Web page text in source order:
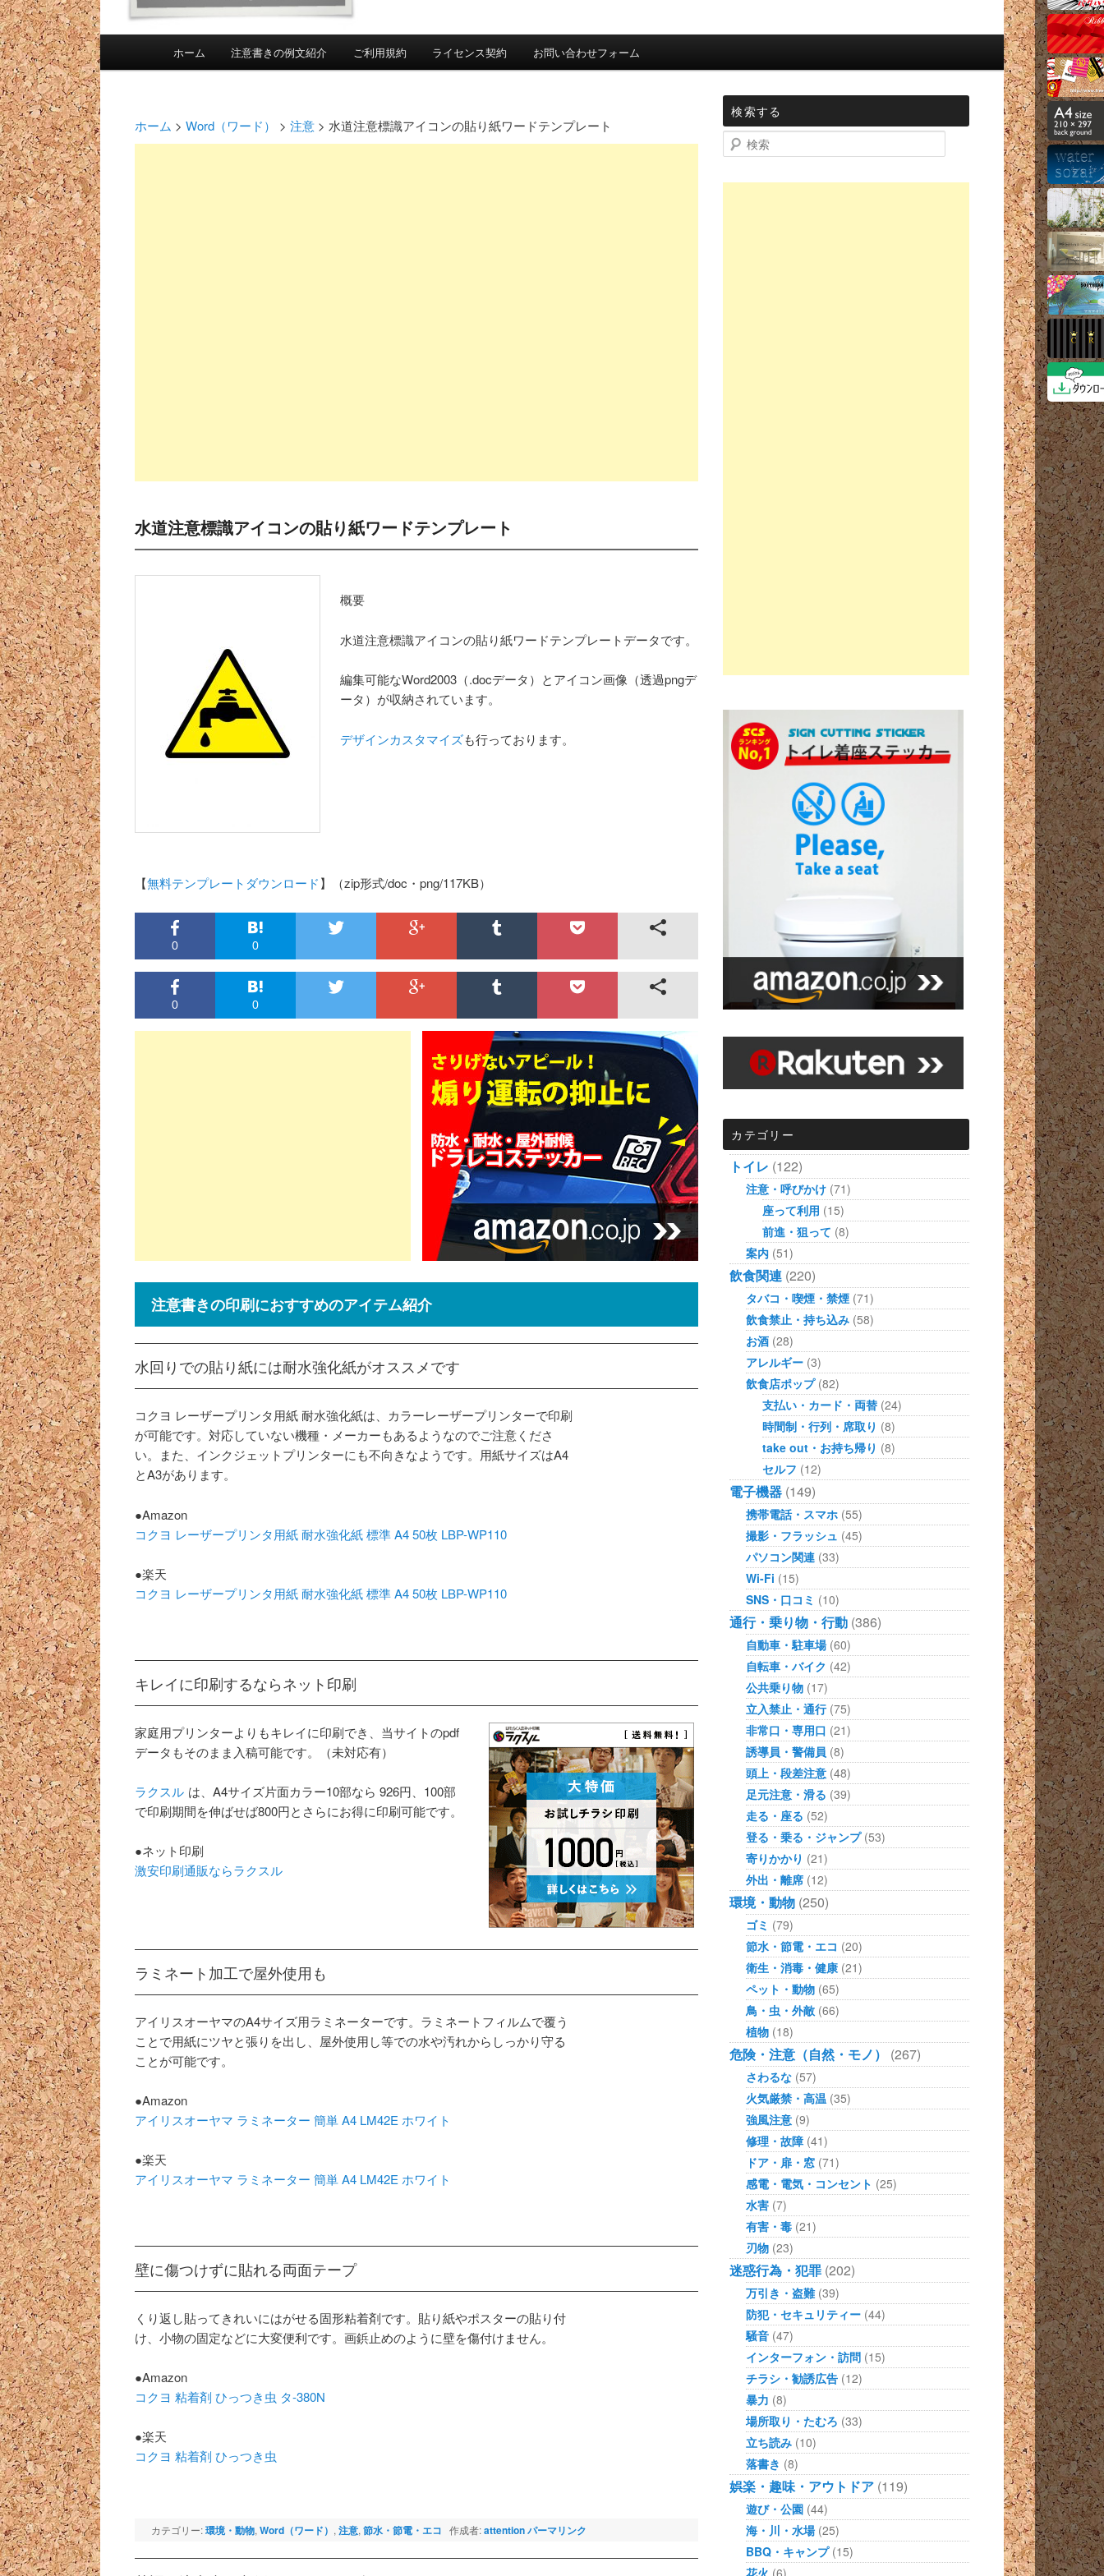
メインコンテンツへ移動
ホーム 注意書きの例文紹介 ご利用規約 ライセンス契約 お問い合わせフォーム
投稿ナビゲーション
ホーム > Word（ワード） > 注意> 水道注意標識アイコンの貼り紙ワードテンプレート
水道注意標識アイコンの貼り紙ワードテンプレート
概要
水道注意標識アイコンの貼り紙ワードテンプレートデータです。
編集可能なWord2003（.docデータ）とアイコン画像（透過pngデ
ータ）が収納されています。
デザインカスタマイズも行っております。
【無料テンプレートダウンロード】（zip形式/doc・png/117KB）
0 0
0 0
注意書きの印刷におすすめのアイテム紹介
水回りでの貼り紙には耐水強化紙がオススメです
コクヨ レーザープリンタ用紙 耐水強化紙は、カラーレーザープリンターで印刷
が可能です。対応していない機種・メーカーもあるようなのでご注意くださ
い。また、インクジェットプリンターにも不向きなようです。用紙サイズはA4
とA3があります。
●Amazon
コクヨ レーザープリンタ用紙 耐水強化紙 標準 A4 50枚 LBP-WP110
●楽天
コクヨ レーザープリンタ用紙 耐水強化紙 標準 A4 50枚 LBP-WP110
キレイに印刷するならネット印刷
家庭用プリンターよりもキレイに印刷でき、当サイトのpdf
データもそのまま入稿可能です。（未対応有）
ラクスル は、A4サイズ片面カラー10部なら 926円、100部
で印刷期間を伸ばせば800円とさらにお得に印刷可能です。
●ネット印刷
激安印刷通販ならラクスル
ラミネート加工で屋外使用も
アイリスオーヤマのA4サイズ用ラミネーターです。ラミネートフィルムで覆う
ことで用紙にツヤと張りを出し、屋外使用し等での水や汚れからしっかり守る
ことが可能です。
●Amazon
アイリスオーヤマ ラミネーター 簡単 A4 LM42E ホワイト
●楽天
アイリスオーヤマ ラミネーター 簡単 A4 LM42E ホワイト
壁に傷つけずに貼れる両面テープ
くり返し貼ってきれいにはがせる固形粘着剤です。貼り紙やポスターの貼り付
け、小物の固定などに大変便利です。画鋲止めのように壁を傷付けません。
●Amazon
コクヨ 粘着剤 ひっつき虫 タ-380N
●楽天
コクヨ 粘着剤 ひっつき虫
カテゴリー:環境・動物, Word（ワード） , 注意, 節水・節電・エコ 作成者:attentionパーマリンク
検索する
検索
カテゴリー
トイレ (122)
注意・呼びかけ (71)
座って利用 (15)
前進・狙って (8)
案内 (51)
飲食関連 (220)
タバコ・喫煙・禁煙 (71)
飲食禁止・持ち込み (58)
お酒 (28)
アレルギー (3)
飲食店ポップ(82)
支払い・カード・両替 (24)
時間制・行列・席取り (8)
take out・お持ち帰り (8)
セルフ (12)
電子機器 (149)
携帯電話・スマホ (55)
撮影・フラッシュ (45)
パソコン関連 (33)
Wi-Fi (15)
SNS・口コミ (10)
通行・乗り物・行動 (386)
自動車・駐車場(60)
自転車・バイク (42)
公共乗り物 (17)
立入禁止・通行(75)
非常口・専用口 (21)
誘導員・警備員 (8)
頭上・段差注意 (48)
足元注意・滑る (39)
走る・座る (52)
登る・乗る・ジャンプ(53)
寄りかかり (21)
外出・離席 (12)
環境・動物 (250)
ゴミ (79)
節水・節電・エコ (20)
衛生・消毒・健康 (21)
ペット・動物 (65)
鳥・虫・外敵 (66)
植物 (18)
危険・注意（自然・モノ） (267)
さわるな (57)
火気厳禁・高温 (35)
強風注意 (9)
修理・故障 (41)
ドア・扉・窓 (71)
感電・電気・コンセント (25)
水害 (7)
有害・毒 (21)
刃物 (23)
迷惑行為・犯罪 (202)
万引き・盗難(39)
防犯・セキュリティー (44)
騒音 (47)
インターフォン・訪問 (15)
チラシ・勧誘広告 (12)
暴力 (8)
場所取り・たむろ (33)
立ち読み (10)
落書き (8)
娯楽・趣味・アウトドア (119)
遊び・公園 (44)
海・川・水場(25)
BBQ・キャンプ(15)